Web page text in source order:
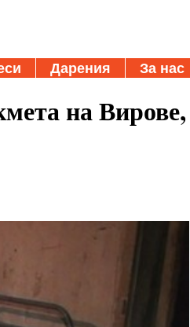
Дарения За нас
на Вирове,